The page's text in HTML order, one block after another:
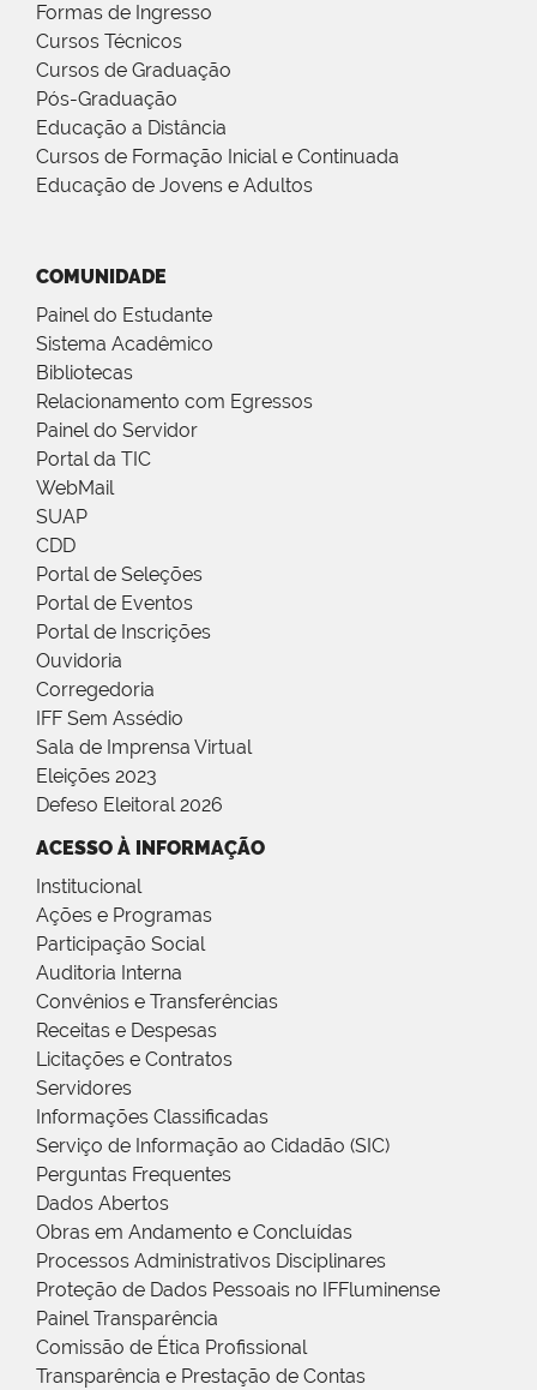
Formas de Ingresso
Cursos Técnicos
Cursos de Graduação
Pós-Graduação
Educação a Distância
Cursos de Formação Inicial e Continuada
Educação de Jovens e Adultos
COMUNIDADE
Painel do Estudante
Sistema Acadêmico
Bibliotecas
Relacionamento com Egressos
Painel do Servidor
Portal da TIC
WebMail
SUAP
CDD
Portal de Seleções
Portal de Eventos
Portal de Inscrições
Ouvidoria
Corregedoria
IFF Sem Assédio
Sala de Imprensa Virtual
Eleições 2023
Defeso Eleitoral 2026
ACESSO À INFORMAÇÃO
Institucional
Ações e Programas
Participação Social
Auditoria Interna
Convênios e Transferências
Receitas e Despesas
Licitações e Contratos
Servidores
Informações Classificadas
Serviço de Informação ao Cidadão (SIC)
Perguntas Frequentes
Dados Abertos
Obras em Andamento e Concluídas
Processos Administrativos Disciplinares
Proteção de Dados Pessoais no IFFluminense
Painel Transparência
Comissão de Ética Profissional
Transparência e Prestação de Contas